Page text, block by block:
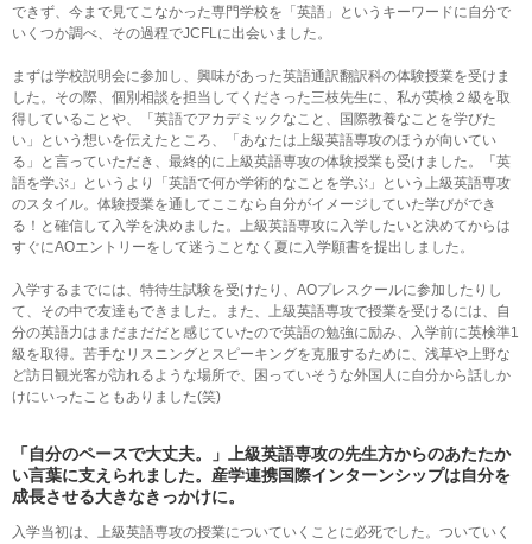
できず、今まで見てこなかった専門学校を「英語」というキーワードに自分で
いくつか調べ、その過程でJCFLに出会いました。
まずは学校説明会に参加し、興味があった英語通訳翻訳科の体験授業を受けま
した。その際、個別相談を担当してくださった三枝先生に、私が英検２級を取
得していることや、「英語でアカデミックなこと、国際教養なことを学びた
い」という想いを伝えたところ、「あなたは上級英語専攻のほうが向いてい
る」と言っていただき、最終的に上級英語専攻の体験授業も受けました。「英
語を学ぶ」というより「英語で何か学術的なことを学ぶ」という上級英語専攻
のスタイル。体験授業を通してここなら自分がイメージしていた学びができ
る！と確信して入学を決めました。上級英語専攻に入学したいと決めてからは
すぐにAOエントリーをして迷うことなく夏に入学願書を提出しました。
入学するまでには、特待生試験を受けたり、AOプレスクールに参加したりし
て、その中で友達もできました。また、上級英語専攻で授業を受けるには、自
分の英語力はまだまだだと感じていたので英語の勉強に励み、入学前に英検準1
級を取得。苦手なリスニングとスピーキングを克服するために、浅草や上野な
ど訪日観光客が訪れるような場所で、困っていそうな外国人に自分から話しか
けにいったこともありました(笑)
「自分のペースで大丈夫。」
上級英語専攻の先生方からのあたたか
い言葉に支えられました。 産学連携国際インターンシップは自分を
成長させる大きなきっかけに。
入学当初は、上級英語専攻の授業についていくことに必死でした。ついていく